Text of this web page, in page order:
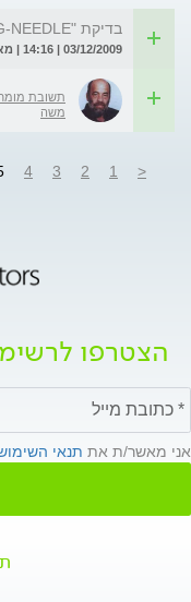
בדיקת "EMG-NEEDLE" (לת)
03/12/2009 | 14:16 | מאת: אמיר
תשובת
משה
<
1
2
3
4
הצטרפו
אני מאשר/ת את תנאי